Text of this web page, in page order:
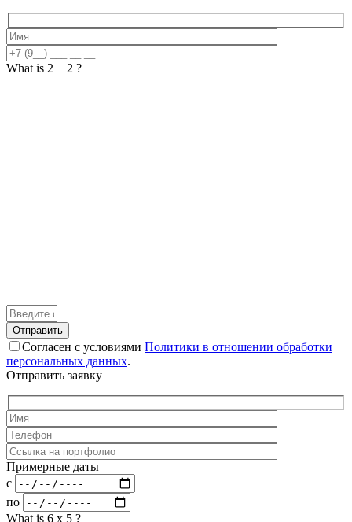
What is 2 + 2 ?
Answer
for
2
+
2
Согласен с условиями Политики в отношении обработки
персональных данных.
Отправить заявку
Примерные даты
c
по
What is 6 x 5 ?